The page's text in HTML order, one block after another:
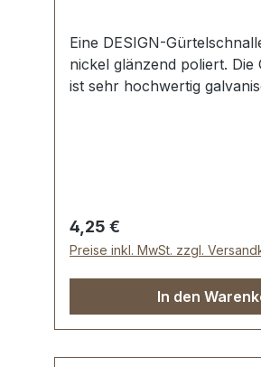
Eine DESIGN-
nickel glänzend poliert. Die
ist sehr hochwertig
Regulärer Preis:
4,25 €
Preise inkl. MwSt. zzgl.
In den